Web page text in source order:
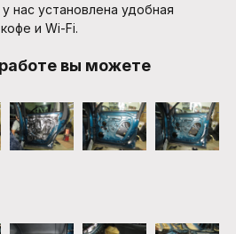
нас установлена удобная
и Wi-Fi.
вы можете